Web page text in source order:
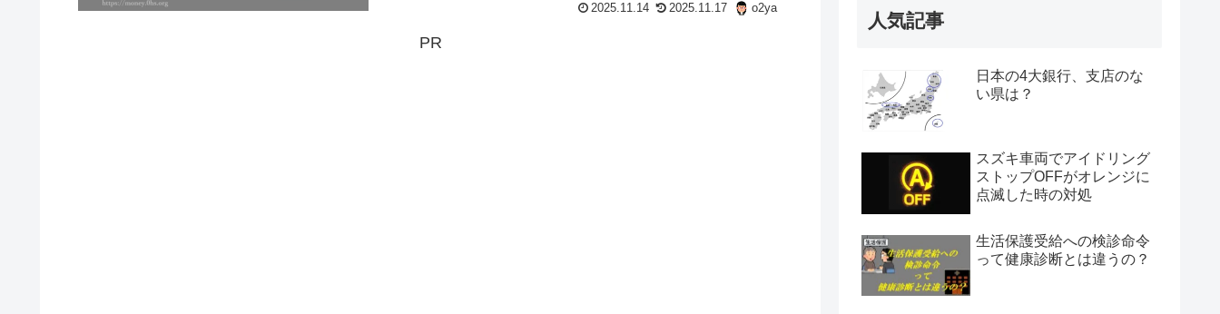
2025.11.14 2025.11.17 o2ya
PR
人気記事
日本の4大銀行、支店のな
い県は？
スズキ車両でアイドリング
ストップOFFがオレンジに
点滅した時の対処
生活保護受給への検診命令
って健康診断とは違うの？